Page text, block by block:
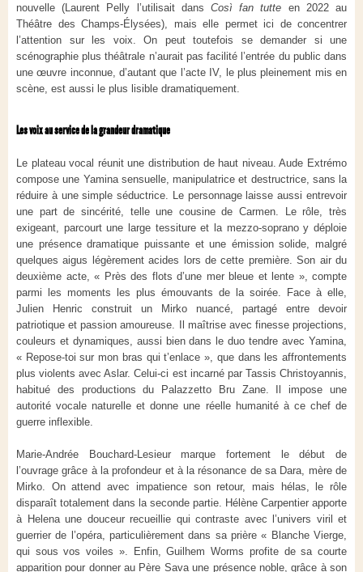
nouvelle (Laurent Pelly l’utilisait dans Così fan tutte en 2022 au
Théâtre des Champs-Élysées), mais elle permet ici de concentrer
l’attention sur les voix. On peut toutefois se demander si une
scénographie plus théâtrale n’aurait pas facilité l’entrée du public dans
une œuvre inconnue, d’autant que l’acte IV, le plus pleinement mis en
scène, est aussi le plus lisible dramatiquement.
Les voix au service de la grandeur dramatique
Le plateau vocal réunit une distribution de haut niveau. Aude Extrémo
compose une Yamina sensuelle, manipulatrice et destructrice, sans la
réduire à une simple séductrice. Le personnage laisse aussi entrevoir
une part de sincérité, telle une cousine de Carmen. Le rôle, très
exigeant, parcourt une large tessiture et la mezzo-soprano y déploie
une présence dramatique puissante et une émission solide, malgré
quelques aigus légèrement acides lors de cette première. Son air du
deuxième acte, « Près des flots d’une mer bleue et lente », compte
parmi les moments les plus émouvants de la soirée. Face à elle,
Julien Henric construit un Mirko nuancé, partagé entre devoir
patriotique et passion amoureuse. Il maîtrise avec finesse projections,
couleurs et dynamiques, aussi bien dans le duo tendre avec Yamina,
« Repose-toi sur mon bras qui t’enlace », que dans les affrontements
plus violents avec Aslar. Celui-ci est incarné par Tassis Christoyannis,
habitué des productions du Palazzetto Bru Zane. Il impose une
autorité vocale naturelle et donne une réelle humanité à ce chef de
guerre inflexible.
Marie-Andrée Bouchard-Lesieur marque fortement le début de
l’ouvrage grâce à la profondeur et à la résonance de sa Dara, mère de
Mirko. On attend avec impatience son retour, mais hélas, le rôle
disparaît totalement dans la seconde partie. Hélène Carpentier apporte
à Helena une douceur recueillie qui contraste avec l’univers viril et
guerrier de l’opéra, particulièrement dans sa prière « Blanche Vierge,
qui sous vos voiles ». Enfin, Guilhem Worms profite de sa courte
apparition pour donner au Père Sava une présence noble, grâce à son